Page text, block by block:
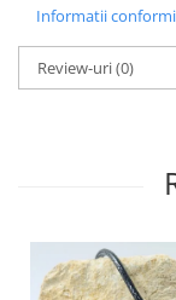
Șervețel ecologic
Săculeț pentru
Dischete cosmetice
Suport pentru
legume
Card cadou
Informatii
Review-uri(0)